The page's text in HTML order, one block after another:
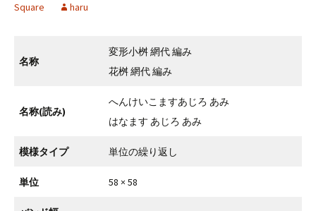
Square
haru
名称
変形小桝 網代 編み
花桝 網代 編み
名称(読み)
へんけいこますあじろ あみ
はなます あじろ あみ
模様タイプ 単位の繰り返し
単位 58 × 58